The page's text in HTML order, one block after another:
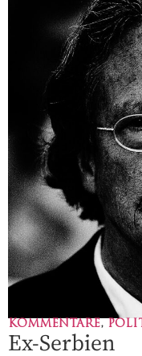
KOMMENTARE,
Ex-Serbien